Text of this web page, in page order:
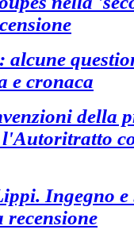
e cronaca
della
Ingegno
recensione